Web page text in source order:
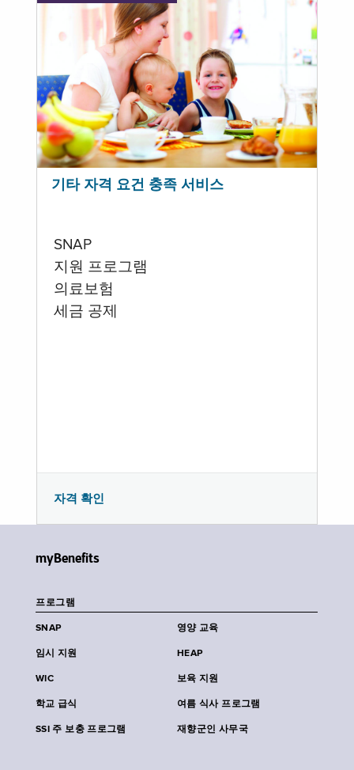
기타 자격 요건 충족 서비스
SNAP
지원 프로그램
의료보험
세금 공제
자격 확인
myBenefits
프로그램
SNAP 영양 교육
임시 지원 HEAP
WIC 보육 지원
학교 급식 여름 식사 프로그램
SSI 주 보충 프로그램 재향군인 사무국